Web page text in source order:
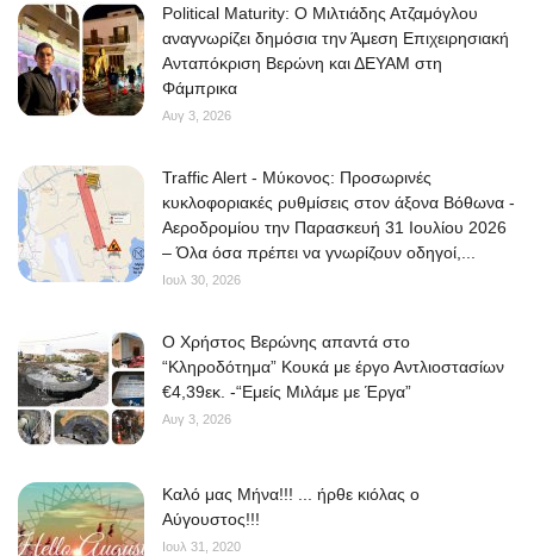
Political Maturity: Ο Μιλτιάδης Ατζαμόγλου
αναγνωρίζει δημόσια την Άμεση Επιχειρησιακή
Ανταπόκριση Βερώνη και ΔΕΥΑΜ στη
Φάμπρικα
Αυγ 3, 2026
Traffic Alert - Μύκονος: Προσωρινές
κυκλοφοριακές ρυθμίσεις στον άξονα Βόθωνα -
Αεροδρομίου την Παρασκευή 31 Ιουλίου 2026
– Όλα όσα πρέπει να γνωρίζουν οδηγοί,...
Ιουλ 30, 2026
O Χρήστος Βερώνης απαντά στο
“Κληροδότημα” Κουκά με έργο Αντλιοστασίων
€4,39εκ. -“Εμείς Μιλάμε με Έργα”
Αυγ 3, 2026
Kαλό μας Μήνα!!! ... ήρθε κιόλας ο
Αύγουστος!!!
Ιουλ 31, 2020